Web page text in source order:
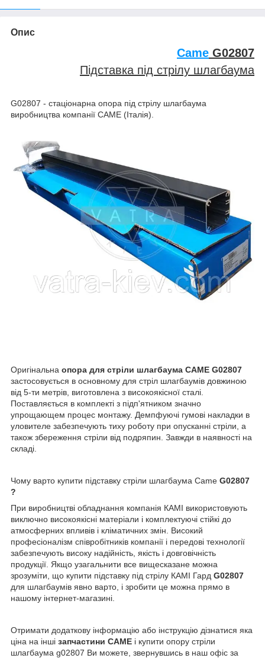
Опис
Came G02807
Підставка під стрілу шлагбаума
G02807 - стаціонарна опора під стрілу шлагбаума
виробництва компанії CAME (Італія).
Оригінальна опора для стріли шлагбаума CAME G02807
застосовується в основному для стріл шлагбаумів довжиною
від 5-ти метрів, виготовлена з високоякісної сталі.
Поставляється в комплекті з підп'ятником значно
упрощающем процес монтажу. Демпфуючі гумові накладки в
уловителе забезпечують тиху роботу при опусканні стріли, а
також збереження стріли від подряпин. Завжди в наявності на
складі.
Чому варто купити підставку стріли шлагбаума Came G02807
?
При виробництві обладнання компанія КАМІ використовують
виключно високоякісні матеріали і комплектуючі стійкі до
атмосферних впливів і кліматичних змін. Високий
професіоналізм співробітників компанії і передові технології
забезпечують високу надійність, якість і довговічність
продукції. Якщо узагальнити все вищесказане можна
зрозуміти, що купити підставку під стрілу КАМІ Гард G02807
для шлагбаумів явно варто, і зробити це можна прямо в
нашому інтернет-магазині.
Отримати додаткову інформацію або інструкцію дізнатися яка
ціна на інші запчастини CAME і купити опору стріли
шлагбаума g02807 Ви можете, звернувшись в наш офіс за